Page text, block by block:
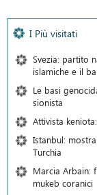
I Più visitati
Svezia: partito
islamiche e il
Le basi
sionista
Attivista
Istanbul:
Turchia
Marcia Arbain:
mukeb coranici